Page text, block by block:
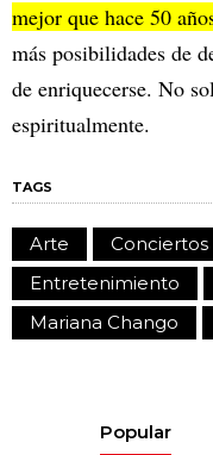
mejor que hace 50
más posibilidades de
de enriquecerse. No
espiritualmente.
TAGS
Arte Conciertos
Entretenimiento
Mariana Chango
Popular